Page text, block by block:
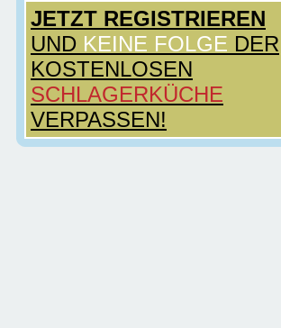
JETZT REGISTRIEREN
UND KEINE FOLGE DER
KOSTENLOSEN
SCHLAGERKÜCHE
VERPASSEN!